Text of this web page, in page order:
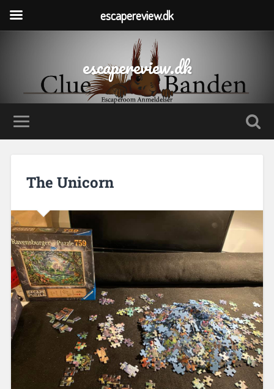
escapereview.dk
The Unicorn
escapereview.dk